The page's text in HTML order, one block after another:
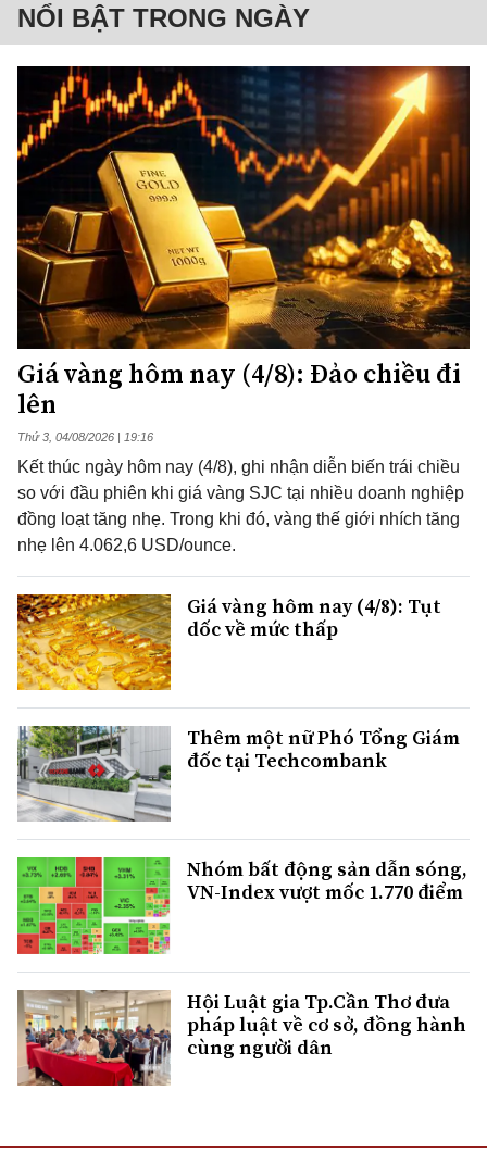
NỔI BẬT TRONG NGÀY
Giá vàng hôm nay (4/8): Đảo chiều đi
lên
Thứ 3, 04/08/2026 | 19:16
Kết thúc ngày hôm nay (4/8), ghi nhận diễn biến trái chiều
so với đầu phiên khi giá vàng SJC tại nhiều doanh nghiệp
đồng loạt tăng nhẹ. Trong khi đó, vàng thế giới nhích tăng
nhẹ lên 4.062,6 USD/ounce.
Giá vàng hôm nay (4/8): Tụt
dốc về mức thấp
Thêm một nữ Phó Tổng Giám
đốc tại Techcombank
Nhóm bất động sản dẫn sóng,
VN-Index vượt mốc 1.770 điểm
Hội Luật gia Tp.Cần Thơ đưa
pháp luật về cơ sở, đồng hành
cùng người dân